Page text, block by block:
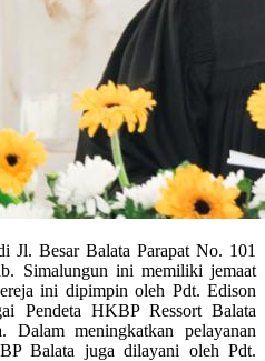
Jl. Besar Balata Parapat No. 101
Simalungun ini memiliki jemaat
ini dipimpin oleh Pdt. Edison
Pendeta HKBP Ressort Balata
meningkatkan pelayanan
Balata juga dilayani oleh Pdt.